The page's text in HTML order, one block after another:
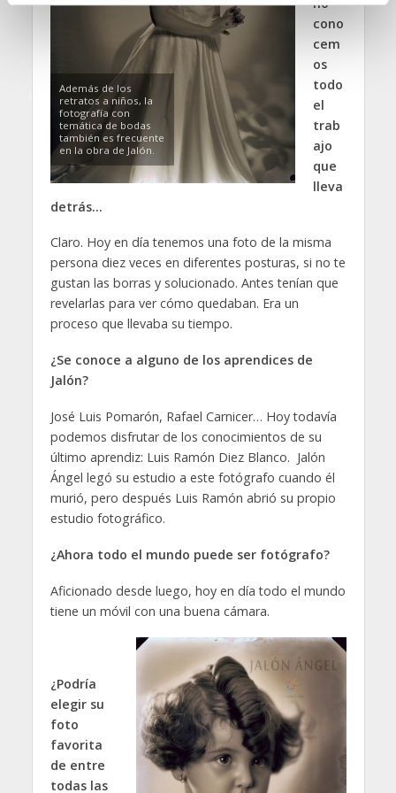
Además de los
retratos a niños, la
fotografía con
temática de bodas
también es frecuente
en la obra de Jalón.
cono
cem
os
todo
el
trab
ajo
que
lleva
detrás…
Claro. Hoy en día tenemos una foto de la misma
persona diez veces en diferentes posturas, si no te
gustan las borras y solucionado. Antes tenían que
revelarlas para ver cómo quedaban. Era un
proceso que llevaba su tiempo.
¿Se conoce a alguno de los aprendices de
Jalón?
José Luis Pomarón, Rafael Carnicer… Hoy todavía
podemos disfrutar de los conocimientos de su
último aprendiz: Luis Ramón Diez Blanco. Jalón
Ángel legó su estudio a este fotógrafo cuando él
murió, pero después Luis Ramón abrió su propio
estudio fotográfico.
¿Ahora todo el mundo puede ser fotógrafo?
Aficionado desde luego, hoy en día todo el mundo
tiene un móvil con una buena cámara.
¿Podría
elegir su
foto
favorita
de entre
todas las